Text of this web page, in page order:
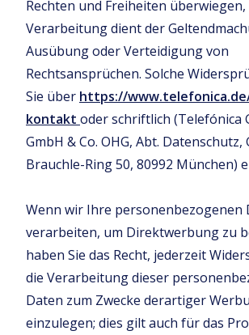
Rechten und Freiheiten überwiegen,
Verarbeitung dient der
Ausübung oder Verteidigung von
Rechtsansprüchen. Solche
Sie über https://
kontakt oder schriftlich (Telefónica
GmbH & Co. OHG, Abt. Datenschutz,
Brauchle-Ring 50, 80992 München)
Wenn wir Ihre personenbezogenen
verarbeiten, um Direktwerbung zu
haben Sie das Recht, jederzeit
die Verarbeitung dieser
Daten zum Zwecke derartiger
einzulegen; dies gilt auch für das